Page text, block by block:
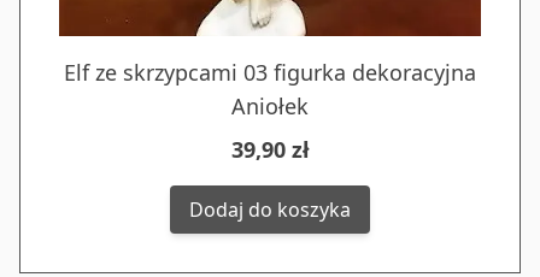
Elf ze skrzypcami 03 figurka dekoracyjna
Aniołek
39,90 zł
Dodaj do koszyka